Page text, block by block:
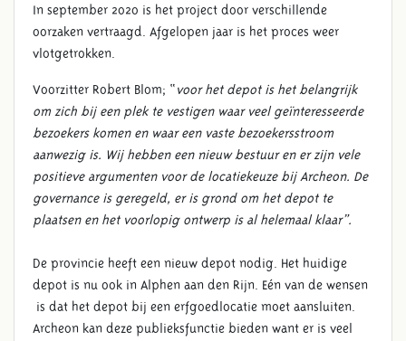
In september 2020 is het project door verschillende
oorzaken vertraagd. Afgelopen jaar is het proces weer
vlotgetrokken.
Voorzitter Robert Blom; “voor het depot is het belangrijk
om zich bij een plek te vestigen waar veel geïnteresseerde
bezoekers komen en waar een vaste bezoekersstroom
aanwezig is. Wij hebben een nieuw bestuur en er zijn vele
positieve argumenten voor de locatiekeuze bij Archeon. De
governance is geregeld, er is grond om het depot te
plaatsen en het voorlopig ontwerp is al helemaal klaar”.
De provincie heeft een nieuw depot nodig. Het huidige
depot is nu ook in Alphen aan den Rijn. Eén van de wensen
is dat het depot bij een erfgoedlocatie moet aansluiten.
Archeon kan deze publieksfunctie bieden want er is veel